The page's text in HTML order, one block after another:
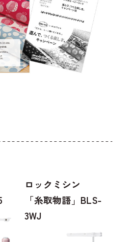
ロックミシン
「糸取物語」BLS-
3WJ